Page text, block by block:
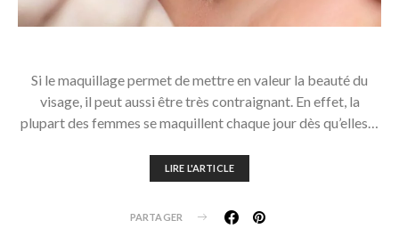
Si le maquillage permet de mettre en valeur la beauté du
visage, il peut aussi être très contraignant. En effet, la
plupart des femmes se maquillent chaque jour dès qu’elles…
LIRE L'ARTICLE
PARTAGER